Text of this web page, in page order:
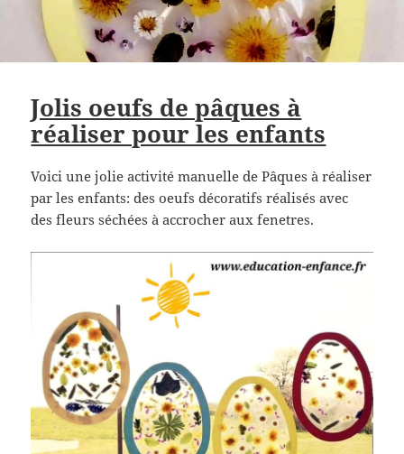
Jolis oeufs de pâques à
réaliser pour les enfants
Voici une jolie activité manuelle de Pâques à réaliser
par les enfants: des oeufs décoratifs réalisés avec
des fleurs séchées à accrocher aux fenetres.